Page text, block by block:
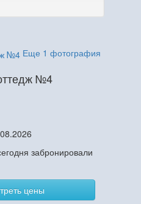
Еще 1 фотография
№4
забронировали
цены